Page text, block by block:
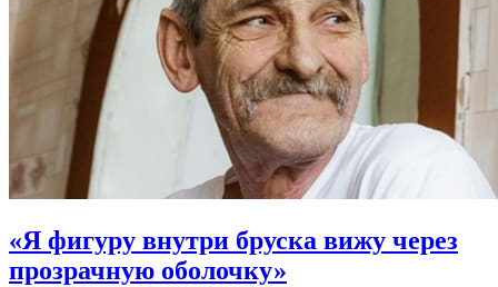
«Я фигуру внутри бруска вижу через
прозрачную оболочку»